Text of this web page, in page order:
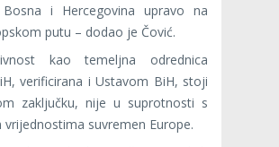
Bosna i Hercegovina upravo na
putu – dodao je Čović.
kao temeljna odrednica
verificirana i Ustavom BiH, stoji
zaključku, nije u suprotnosti s
vrijednostima suvremen Europe.